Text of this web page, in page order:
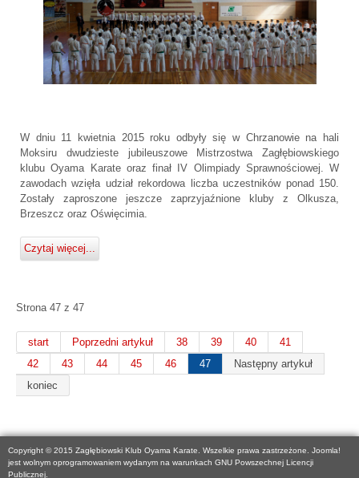
W dniu 11 kwietnia 2015 roku odbyły się w Chrzanowie na hali
Moksiru dwudzieste jubileuszowe Mistrzostwa Zagłębiowskiego
klubu Oyama Karate oraz finał IV Olimpiady Sprawnościowej. W
zawodach wzięła udział rekordowa liczba uczestników ponad 150.
Zostały zaproszone jeszcze zaprzyjaźnione kluby z Olkusza,
Brzeszcz oraz Oświęcimia.
Czytaj więcej...
Strona 47 z 47
start Poprzedni artykuł 38 39 40
41
42
43 44 45 46 47
Następny artykuł
koniec
Copyright © 2015 Zagłębiowski Klub Oyama Karate. Wszelkie prawa zastrzeżone. Joomla!
jest wolnym oprogramowaniem wydanym na warunkach GNU Powszechnej Licencji
Publicznej.